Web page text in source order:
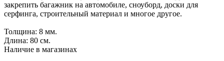
закрепить багажник на автомобиле, сноуборд, доски для
серфинга, строительный материал и многое другое.
Толщина: 8 мм.
Длина: 80 см.
Наличие в магазинах